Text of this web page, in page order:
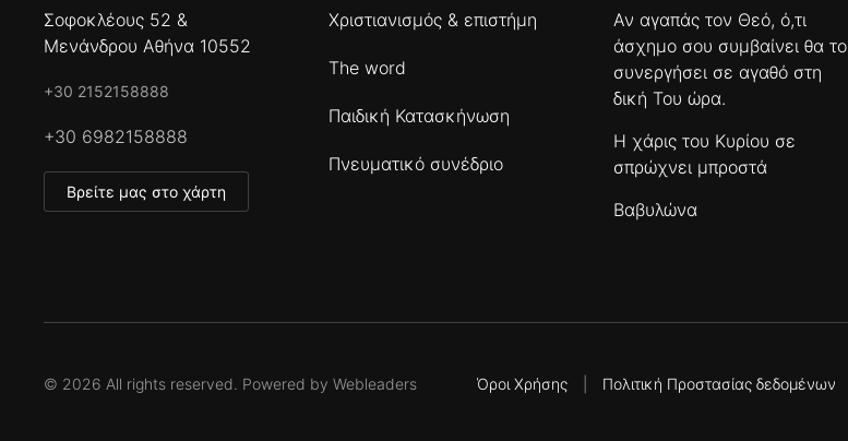
Σοφοκλέους 52 &
Μενάνδρου Αθήνα 10552
+30 2152158888
+30 6982158888
Βρείτε μας στο χάρτη
Χριστιανισμός & επιστήμη
The word
Παιδική Κατασκήνωση
Πνευματικό συνέδριο
Αν αγαπάς τον Θεό, ό,τι
άσχημο σου συμβαίνει θα το
συνεργήσει σε αγαθό στη
δική Του ώρα.
Η χάρις του Κυρίου σε
σπρώχνει μπροστά
Βαβυλώνα
© 2026 All rights reserved. Powered by Webleaders Όροι Χρήσης| Πολιτική Προστασίας δεδομένων